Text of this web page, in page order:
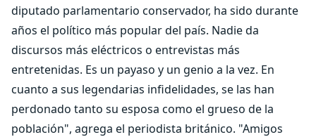
diputado parlamentario conservador, ha sido durante
años el político más popular del país. Nadie da
discursos más eléctricos o entrevistas más
entretenidas. Es un payaso y un genio a la vez. En
cuanto a sus legendarias infidelidades, se las han
perdonado tanto su esposa como el grueso de la
población", agrega el periodista británico. "Amigos